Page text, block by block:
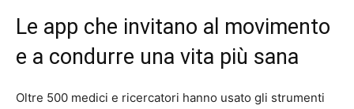
Le app che invitano al movimento
e a condurre una vita più sana
Oltre 500 medici e ricercatori hanno usato gli strumenti